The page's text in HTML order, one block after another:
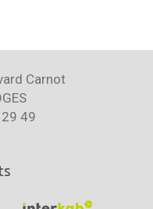
Carnot
49